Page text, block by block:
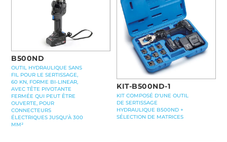
B500ND
OUTIL HYDRAULIQUE SANS
FIL POUR LE SERTISSAGE,
60 KN, FORME BI-LINEAR,
AVEC TÊTE PIVOTANTE
FERMÉE QUI PEUT ÊTRE
OUVERTE, POUR
CONNECTEURS
ÉLECTRIQUES JUSQU’À 300
MM²
KIT-B500ND-1
KIT COMPOSÉ D'UNE OUTIL
DE SERTISSAGE
HYDRAULIQUE B500ND +
SÉLECTION DE MATRICES